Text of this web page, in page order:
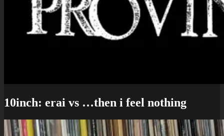
10inch: erai vs …then i feel nothing